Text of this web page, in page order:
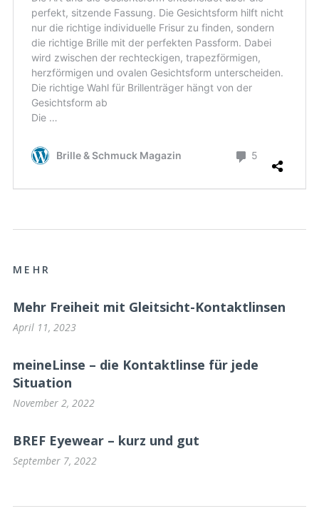
MEHR
Mehr Freiheit mit Gleitsicht-Kontaktlinsen
April 11, 2023
meineLinse – die Kontaktlinse für jede
Situation
November 2, 2022
BREF Eyewear – kurz und gut
September 7, 2022